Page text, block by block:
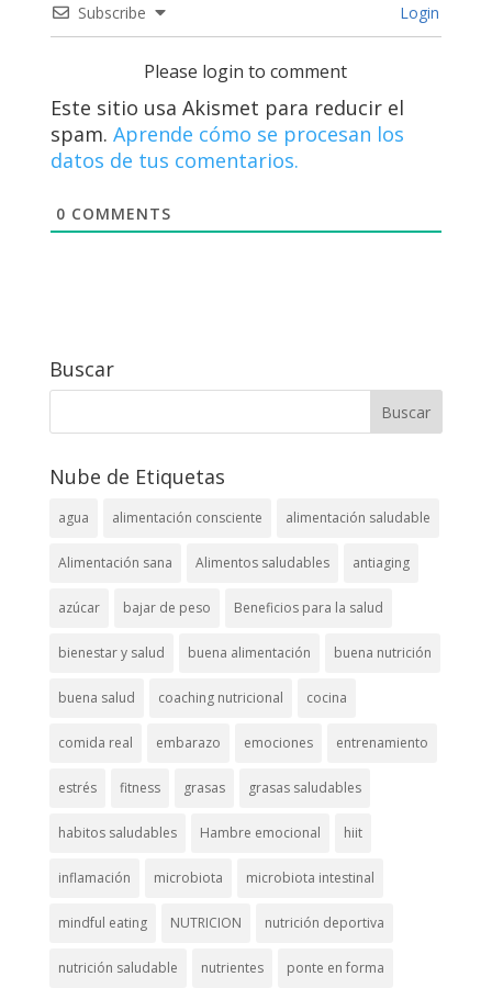
Subscribe Login
Please login to comment
Este sitio usa Akismet para reducir el
spam. Aprende cómo se procesan los
datos de tus comentarios.
0 COMMENTS
Buscar
Nube de Etiquetas
agua alimentación consciente alimentación saludable
Alimentación sana Alimentos saludables antiaging
azúcar bajar de peso Beneficios para la salud
bienestar y salud buena alimentación buena nutrición
buena salud coaching nutricional cocina
comida real embarazo emociones entrenamiento
estrés fitness grasas grasas saludables
habitos saludables Hambre emocional hiit
inflamación microbiota microbiota intestinal
mindful eating NUTRICION nutrición deportiva
nutrición saludable nutrientes ponte en forma